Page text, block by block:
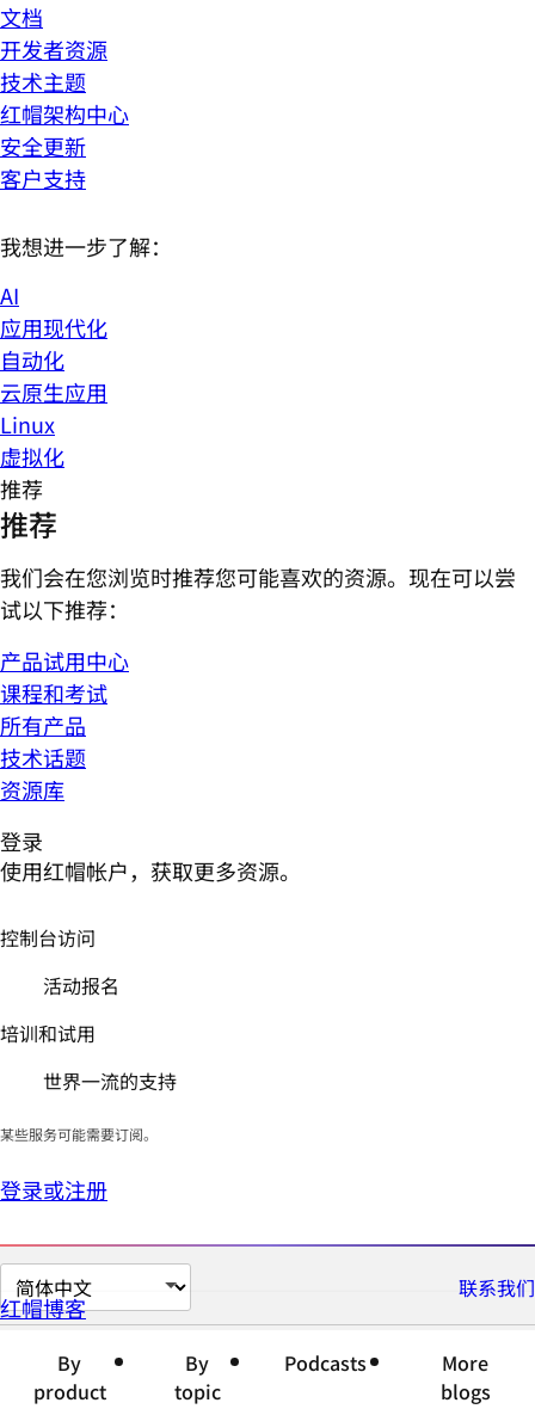
文档
开发者资源
技术主题
红帽架构中心
安全更新
客户支持
我想进一步了解：
AI
应用现代化
自动化
云原生应用
Linux
虚拟化
推荐
推荐
我们会在您浏览时推荐您可能喜欢的资源。现在可以尝
试以下推荐：
产品试用中心
课程和考试
所有产品
技术话题
资源库
登录
使用红帽帐户，获取更多资源。
控制台访问
活动报名
培训和试用
世界一流的支持
某些服务可能需要订阅。
登录或注册
切
换
联系我们
红帽博客
By
product
By
topic
Podcasts
More
blogs